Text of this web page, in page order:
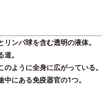
パ球を含む透明の液体。
。
に全身に広がっている。
にある免疫器官の1つ。